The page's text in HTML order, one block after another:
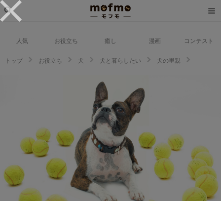
人気 お役立ち 癒し 漫画 コンテスト
トップ お役立ち 犬 犬と暮らしたい
犬の里親